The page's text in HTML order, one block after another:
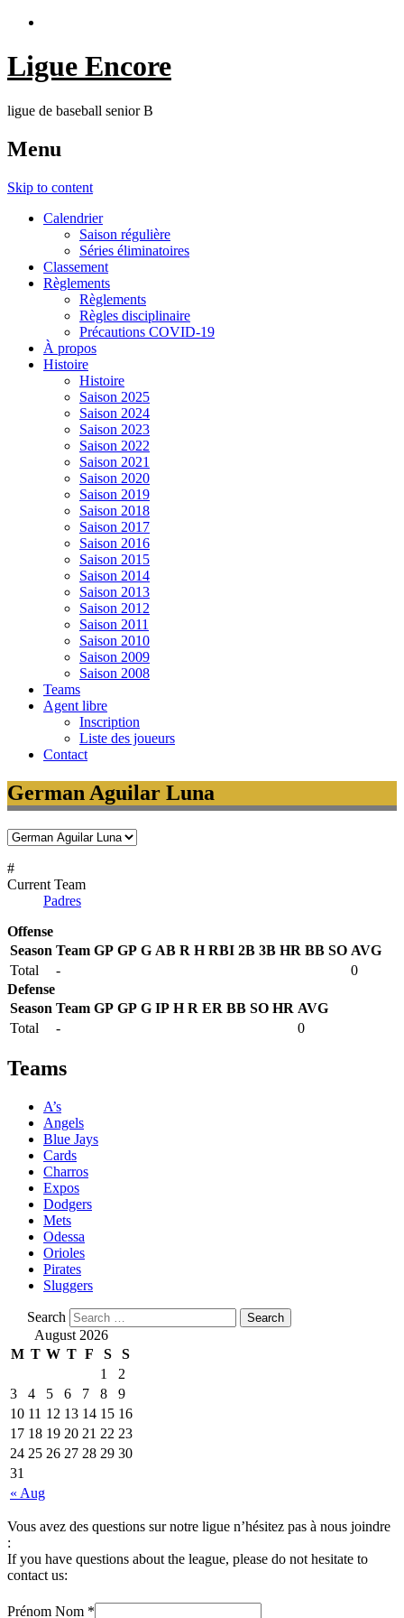
Ligue Encore
ligue de baseball senior B
Menu
Skip to content
Calendrier
Saison régulière
Séries éliminatoires
Classement
Règlements
Règlements
Règles disciplinaire
Précautions COVID-19
À propos
Histoire
Histoire
Saison 2025
Saison 2024
Saison 2023
Saison 2022
Saison 2021
Saison 2020
Saison 2019
Saison 2018
Saison 2017
Saison 2016
Saison 2015
Saison 2014
Saison 2013
Saison 2012
Saison 2011
Saison 2010
Saison 2009
Saison 2008
Teams
Agent libre
Inscription
Liste des joueurs
Contact
German Aguilar Luna
#
Current Team
Padres
Offense
Season Team GP GP G AB R H RBI 2B 3B HR BB SO AVG
Total
-
0
Defense
Season Team GP GP G IP H R ER BB SO HR AVG
Total
- 0
Teams
A’s
Angels
Blue Jays
Cards
Charros
Expos
Dodgers
Mets
Odessa
Orioles
Pirates
Sluggers
Search
August 2026
M T W T F S S
« Aug
1
2
3
4 5 6 7 8
9
10 11 12 13 14 15 16
17 18 19 20 21 22 23
24 25 26 27 28 29 30
31
Vous avez des questions sur notre ligue n’hésitez pas à nous joindre
:
If you have questions about the league, please do not hesitate to
contact us:
Prénom Nom *